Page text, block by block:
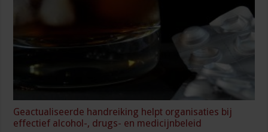
Geactualiseerde handreiking helpt organisaties bij
effectief alcohol-, drugs- en medicijnbeleid